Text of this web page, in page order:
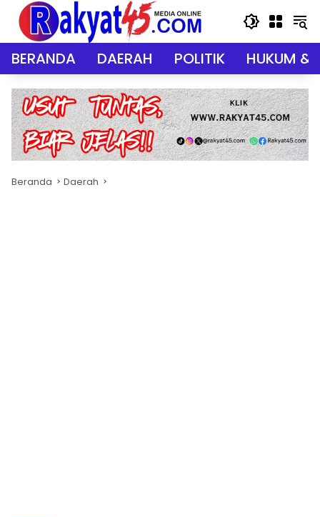
Langsung
konten
BERANDA DAERAH POLITIK HUKUM &
Beranda Daerah